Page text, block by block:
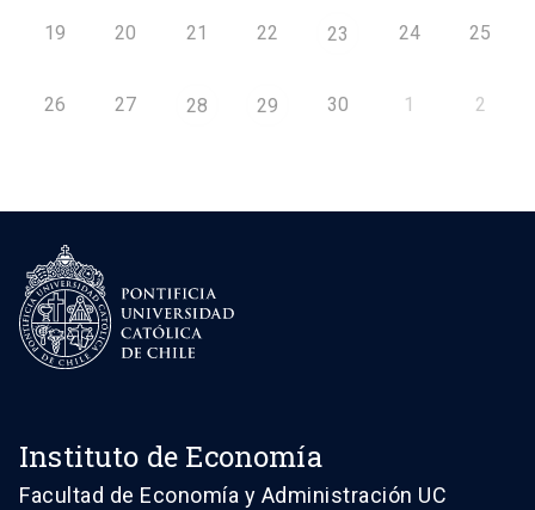
19 20 21 22 23 24 25
26 27 28 29 30 1 2
Instituto de Economía
Facultad de Economía y Administración UC